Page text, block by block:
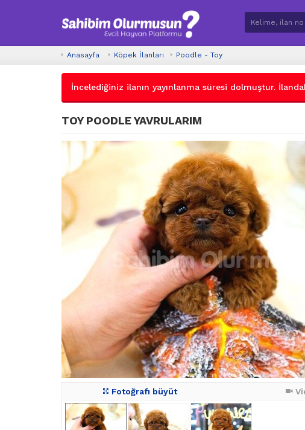
Anasayfa Köpek İlanları Poodle - Toy
İncelediğiniz ilanın yayınlanma süresi dolmuştur.
TOY POODLE YAVRULARIM
Fotoğrafı büyüt